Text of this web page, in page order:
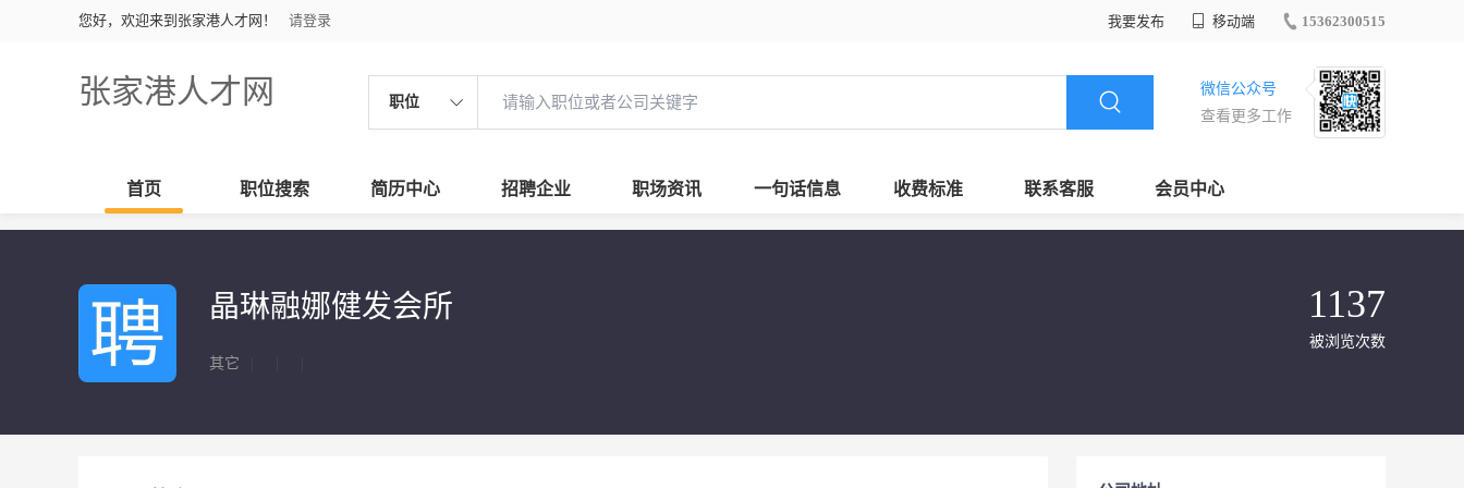
您好，欢迎来到张家港人才网！ 请登录 我要发布 移动端 15362300515
张家港人才网 职位
微信公众号
查看更多工作
首页 职位搜索 简历中心 招聘企业 职场资讯 一句话信息 收费标准 联系客服 会员中心
晶琳融娜健发会所
其它
1137
被浏览次数